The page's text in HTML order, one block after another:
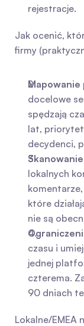
rejestracje.
Jak ocenić,
firmy
Mapowanie
docelowe
spędzają
lat,
decydenci,
lokalnych
które
nie są
czasu i
jednej
czterema.
90 dniach
Lokalne/EMEA